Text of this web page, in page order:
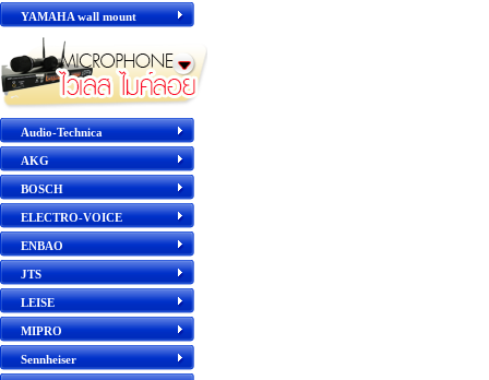
YAMAHA wall mount
Audio-Technica
AKG
BOSCH
ELECTRO-VOICE
ENBAO
JTS
LEISE
MIPRO
Sennheiser